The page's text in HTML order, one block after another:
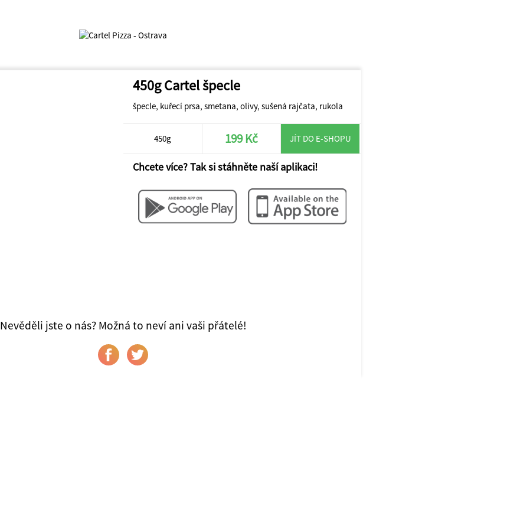
450g Cartel špecle
špecle, kuřecí prsa, smetana, olivy, sušená rajčata, rukola
450g 199 Kč JÍT DO E-SHOPU
Chcete více? Tak si stáhněte naší aplikaci!
Nevěděli jste o nás? Možná to neví ani vaši přátelé!